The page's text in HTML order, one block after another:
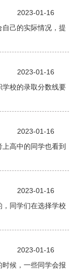
2023-01-16
己的实际情况，提
2023-01-16
校的录取分数线要
2023-01-16
高中的同学也看到
2023-01-16
同学们在选择学校
2023-01-16
候，一些同学会报